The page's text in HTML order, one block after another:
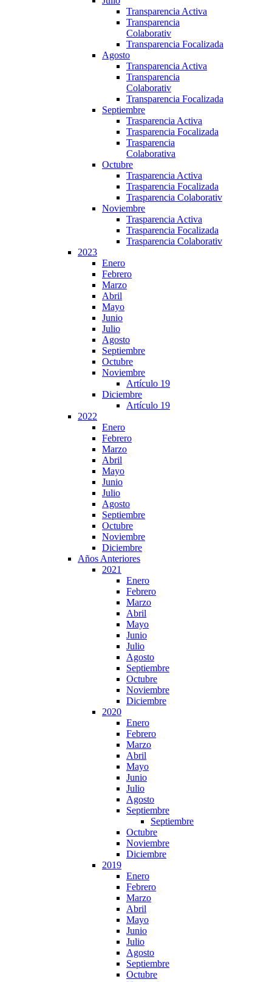
Transparencia Activa
Transparencia
Colaborativ
Transparencia Focalizada
Agosto
Transparencia Activa
Transparencia
Colaborativ
Transparencia Focalizada
Septiembre
Trasparencia Activa
Trasparencia Focalizada
Trasparencia
Colaborativa
Octubre
Trasparencia Activa
Trasparencia Focalizada
Trasparencia Colaborativ
Noviembre
Trasparencia Activa
Trasparencia Focalizada
Trasparencia Colaborativ
2023
Enero
Febrero
Marzo
Abril
Mayo
Junio
Julio
Agosto
Septiembre
Octubre
Noviembre
Artículo 19
Diciembre
Artículo 19
2022
Enero
Febrero
Marzo
Abril
Mayo
Junio
Julio
Agosto
Septiembre
Octubre
Noviembre
Diciembre
Años Anteriores
2021
Enero
Febrero
Marzo
Abril
Mayo
Junio
Julio
Agosto
Septiembre
Octubre
Noviembre
Diciembre
2020
Enero
Febrero
Marzo
Abril
Mayo
Junio
Julio
Agosto
Septiembre
Septiembre
Octubre
Noviembre
Diciembre
2019
Enero
Febrero
Marzo
Abril
Mayo
Junio
Julio
Agosto
Septiembre
Octubre